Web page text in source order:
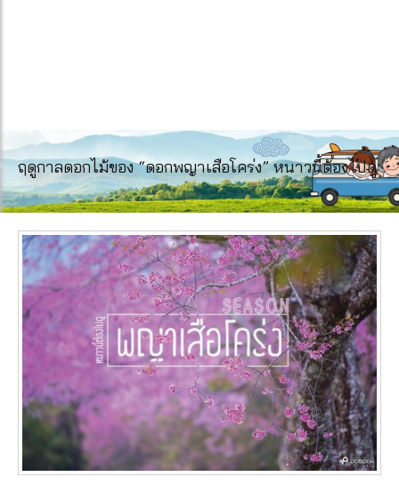
ฤดูกาลดอกไม้ของ “ดอกพญาเสือโคร่ง” หนาวนี้ต้องไปดู